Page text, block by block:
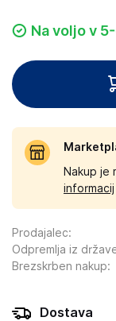
Na voljo v
Nakup je
informacij
Prodajalec:
Odpremlja iz
Brezskrben nakup:
Dostava